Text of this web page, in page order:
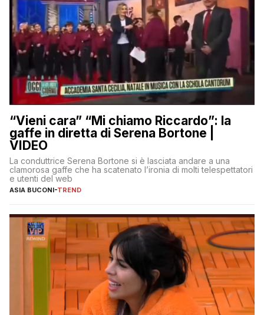
“Vieni cara” “Mi chiamo Riccardo”: la
gaffe in diretta di Serena Bortone |
VIDEO
La conduttrice Serena Bortone si è lasciata andare a una
clamorosa gaffe che ha scatenato l’ironia di molti telespettatori
e utenti del web
ASIA BUCONI-TREND